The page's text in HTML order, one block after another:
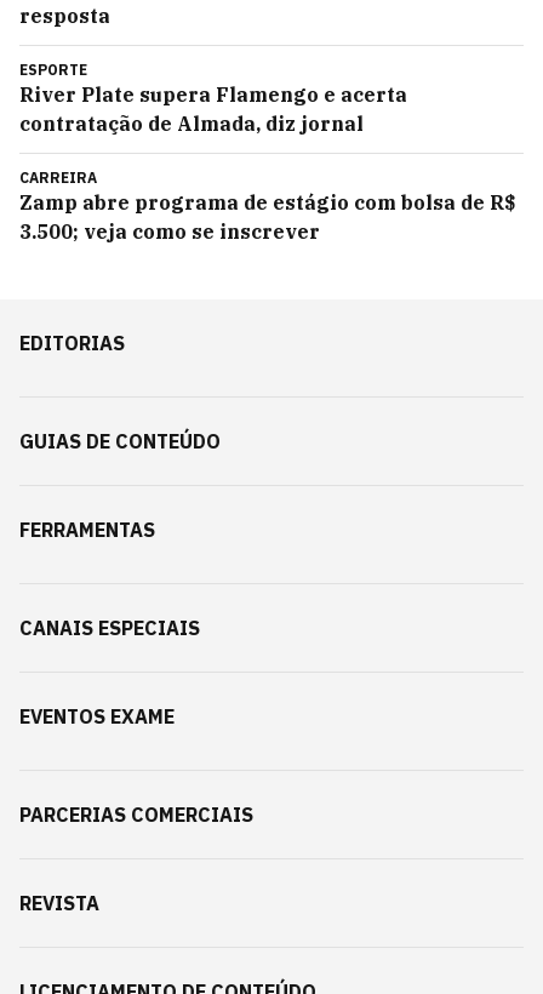
resposta
ESPORTE
River Plate supera Flamengo e acerta
contratação de Almada, diz jornal
CARREIRA
Zamp abre programa de estágio com bolsa de R$
3.500; veja como se inscrever
EDITORIAS
GUIAS DE CONTEÚDO
FERRAMENTAS
CANAIS ESPECIAIS
EVENTOS EXAME
PARCERIAS COMERCIAIS
REVISTA